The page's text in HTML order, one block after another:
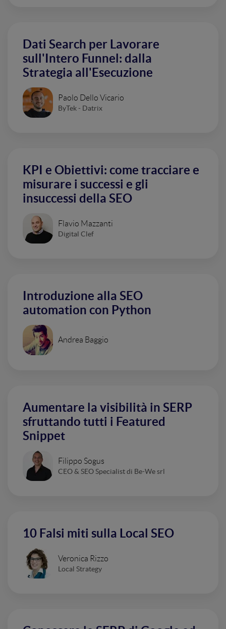
Dati Search per Lavorare
sull'Intero Funnel: dalla
Strategia all'Esecuzione
Paolo Dello Vicario
ByTek - Datrix
KPI e Obiettivi: come tracciare e
misurare i successi e gli
insuccessi della SEO
Flavio Mazzanti
Digital Clef
Introduzione alla SEO
automation con Python
Andrea Baggio
Aumentare la visibilità in SERP
sfruttando tutti i Featured
Snippet
Filippo Sogus
CEO & SEO Specialist di Be-We srl
10 Falsi miti sulla Local SEO
Veronica Rizzo
Local Strategy